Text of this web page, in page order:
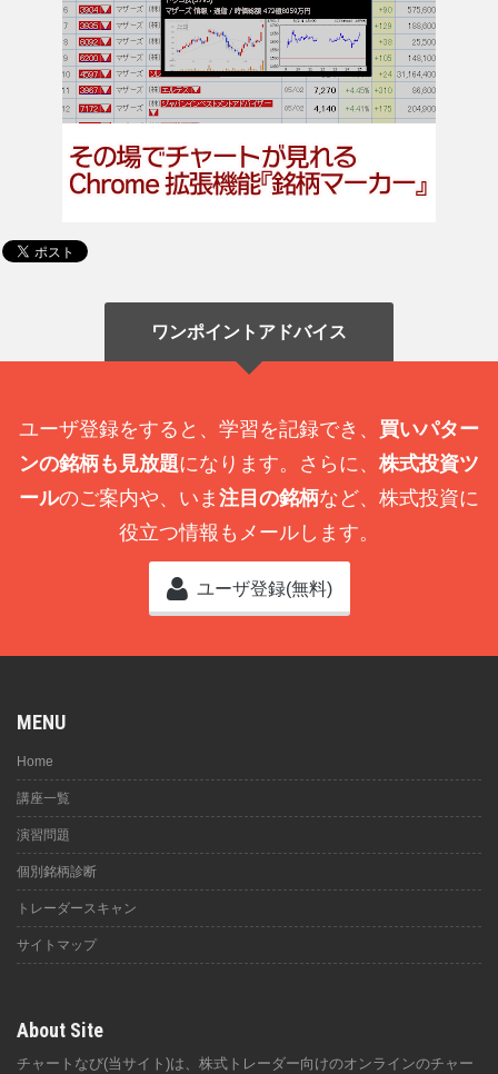
ワンポイントアドバイス
ユーザ登録をすると、学習を記録でき、 買いパター
ンの銘柄も見放題になります。さらに、 株式投資ツ
ールのご案内や、いま 注目の銘柄など、株式投資に
役立つ情報もメールします。
ユーザ登録(無料)
MENU
Home
講座一覧
演習問題
個別銘柄診断
トレーダースキャン
サイトマップ
About Site
チャートなび(当サイト)は、株式トレーダー向けのオンラインのチャー